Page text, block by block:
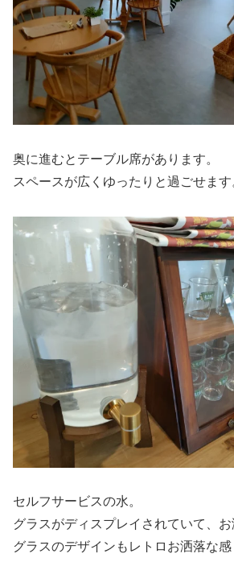
奥に進むとテーブル席があります。
スペースが広くゆったりと過ごせます
セルフサービスの水。
グラスがディスプレイされていて、お
グラスのデザインもレトロお洒落な感